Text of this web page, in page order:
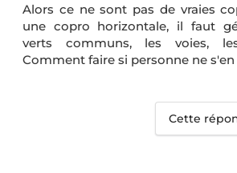
Alors ce ne sont pas de vraies
une copro horizontale, il faut
verts communs, les voies,
Comment faire si personne ne
Cette